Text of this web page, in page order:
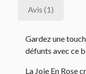
Avis (1)
Gardez une
défunts avec ce
La Joie En Rose